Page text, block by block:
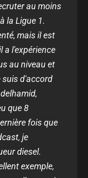
au moins
la Ligue 1.
mais il est
a l'expérience
au niveau et
suis d'accord
que 8
fois que
je
diesel.
exemple,